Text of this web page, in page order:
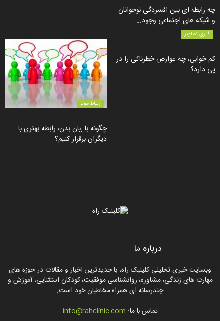
چه رابطه ای بین افسردگی نوجوانان
و شبکه های اجتماعی وجود...
ارتباط موثر
چگونه با زبان بدن، رابطه بهتری با
دیگران برقرار کنیم؟
گالری تصاویر
کم خوابی، چه عوارض خطرناکی را در
پی دارد؟
درباره ما
وبسایت خبری تحلیلی کلینیک راه، با جدیدترین اخبار و مقالات در حوزه های
مهارت های زندگی، مشاوره، روانشناسی موفقیت، کودکان استثنایی، آموزش و
چندرسانه ای همراه مخاطبان خود است.
تماس با ما: info@rahclinic.com